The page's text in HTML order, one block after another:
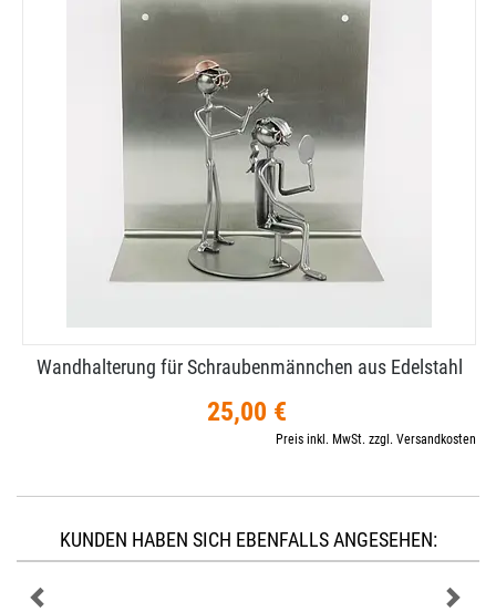
Wandhalterung für Schraubenmännchen aus Edelstahl
25,00 €
Preis inkl. MwSt. zzgl. Versandkosten
KUNDEN HABEN SICH EBENFALLS ANGESEHEN: